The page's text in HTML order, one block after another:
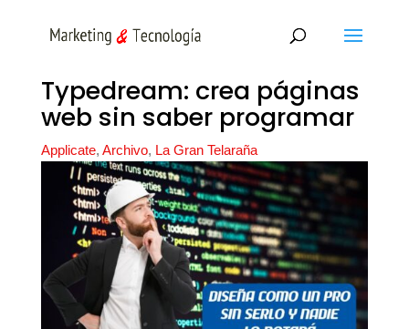
Typedream: crea páginas
web sin saber programar
Applicate, Archivo, La Gran Telaraña